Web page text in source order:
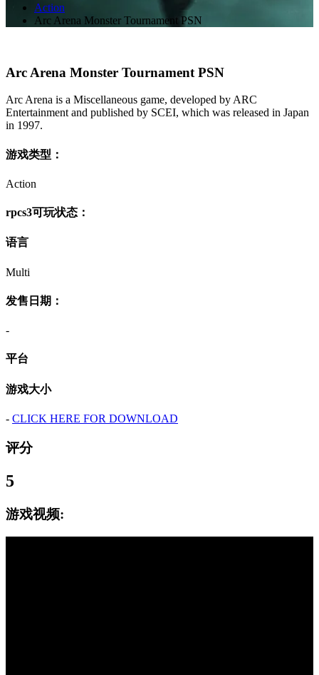
Action
Arc Arena Monster Tournament PSN
Arc Arena Monster Tournament PSN
Arc Arena is a Miscellaneous game, developed by ARC
Entertainment and published by SCEI, which was released in Japan
in 1997.
游戏类型：
Action
rpcs3可玩状态：
语言
Multi
发售日期：
-
平台
游戏大小
- CLICK HERE FOR DOWNLOAD
评分
5
游戏视频: